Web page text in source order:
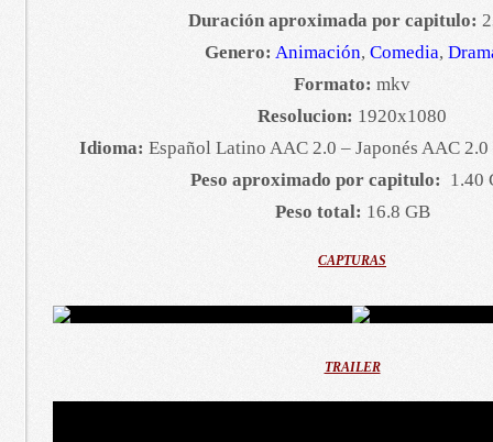
Duración aproximada por capitulo:
Genero: Animación, Comedia,
Formato: mkv
Resolucion: 1920x1080
Idioma: Español Latino AAC 2.0 – Japonés AAC
Peso aproximado por capitulo: 1.40
Peso total: 16.8 GB
CAPTURAS
TRAILER